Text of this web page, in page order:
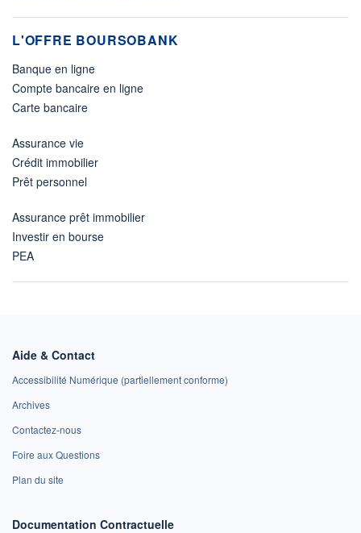
L'OFFRE BOURSOBANK
Banque en ligne
Compte bancaire en ligne
Carte bancaire
Assurance vie
Crédit immobilier
Prêt personnel
Assurance prêt immobilier
Investir en bourse
PEA
Aide & Contact
Accessibilité Numérique (partiellement conforme)
Archives
Contactez-nous
Foire aux Questions
Plan du site
Documentation Contractuelle